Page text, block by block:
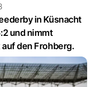
in Küsnacht
und nimmt
den Frohberg.